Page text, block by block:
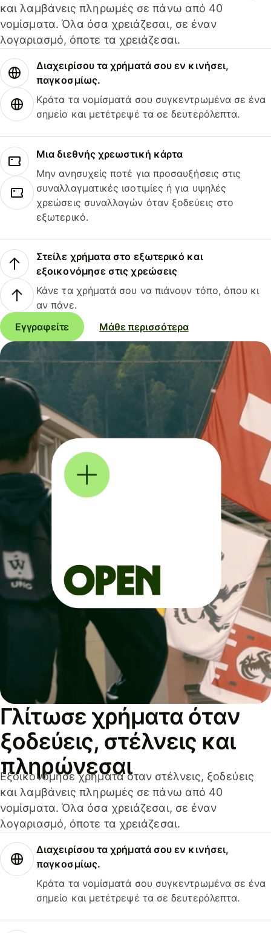
και λαμβάνεις πληρωμές σε πάνω από 40
νομίσματα. Όλα όσα χρειάζεσαι, σε έναν
λογαριασμό, όποτε τα χρειάζεσαι.
Διαχειρίσου τα χρήματά σου εν κινήσει,
παγκοσμίως.
Κράτα τα νομίσματά σου συγκεντρωμένα σε ένα
σημείο και μετέτρεψέ τα σε δευτερόλεπτα.
Μια διεθνής χρεωστική κάρτα
Μην ανησυχείς ποτέ για προσαυξήσεις στις
συναλλαγματικές ισοτιμίες ή για υψηλές
χρεώσεις συναλλαγών όταν ξοδεύεις στο
εξωτερικό.
Στείλε χρήματα στο εξωτερικό και
εξοικονόμησε στις χρεώσεις
Κάνε τα χρήματά σου να πιάνουν τόπο, όπου κι
αν πάνε.
Εγγραφείτε
Μάθε περισσότερα
Γλίτωσε χρήματα όταν
ξοδεύεις, στέλνεις και
πληρώνεσαι
Εξοικονόμησε χρήματα όταν στέλνεις, ξοδεύεις
και λαμβάνεις πληρωμές σε πάνω από 40
νομίσματα. Όλα όσα χρειάζεσαι, σε έναν
λογαριασμό, όποτε τα χρειάζεσαι.
Διαχειρίσου τα χρήματά σου εν κινήσει,
παγκοσμίως.
Κράτα τα νομίσματά σου συγκεντρωμένα σε ένα
σημείο και μετέτρεψέ τα σε δευτερόλεπτα.